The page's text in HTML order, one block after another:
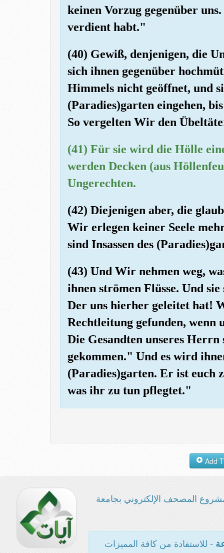
keinen Vorzug gegenüber
verdient habt."
(40) Gewiß, denjenigen, die
sich ihnen gegenüber
Himmels nicht geöffnet, und
(Paradies)garten eingehen,
So vergelten Wir den
(41) Für sie wird die Hölle
werden Decken (aus
Ungerechten.
(42) Diejenigen aber, die
Wir erlegen keiner Seele
sind Insassen des
(43) Und Wir nehmen weg,
ihnen strömen Flüsse. Und
Der uns hierher geleitet hat!
Rechtleitung gefunden, wenn
Die Gesandten unseres
gekommen." Und es wird
(Paradies)garten. Er ist euch
was ihr zu tun pflegtet."
المصحف الإلكتروني بجامعة
- للاستفادة من كافة المميزات